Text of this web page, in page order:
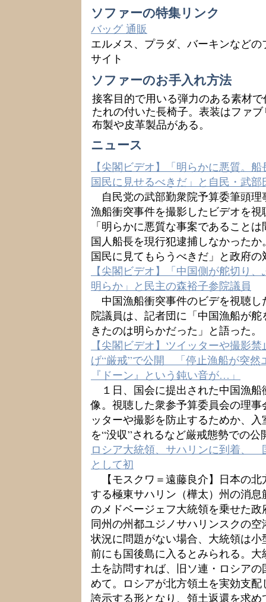
ソファーの特集リンク
バッグ 通販
エルメス、プラダ、バーキンなど
サイト
ソファーのお手入れ方法
接客目的で用いる弾力のある素材
たれの付いた長椅子。表装はファ
布製や皮革製品がある。
ニュース
【尖閣ビデオ】「明らかに悪質。
国民に見せるべきだ」と自民・武部
自民党の武部勤衆院予算委筆頭理
漁船衝突事件を撮影したビデオを
「明らかに悪質な事案であること
国人船長を現行犯逮捕しなかった
国民に見てもらうべきだ」と政府
【尖閣ビデオ】「中国側が舵切り
明らか」と民主の森裕子参院議員
中国漁船衝突事件のビデを視聴し
院議員は、記者団に「中国漁船が
きたのは明らかだった」と語った。
【尖閣ビデオ】ツイッターや撮影
げ“厳戒”で公開 「停止漁船が突然
『ドーン』という鈍い音が…」
１日、国会に提出された中国漁船
像。視聴した衆参予算委員会の理
ッターや撮影を防止するためか、
を“没収”されるなど厳戒態勢での公
ロシア大統領、サハリンに到着
として初
【モスクワ＝遠藤良介】日本の北
する極東サハリン（樺太）州の消
のメドベージェフ大統領を乗せた
同州の州都ユジノサハリンスクの
状況に問題がない場合、大統領は
前にも国後島に入るとみられる。
土を訪問すれば、旧ソ連・ロシア
めて。ロシアが北方領土を実効支
誇示する形となり、領土返還を求